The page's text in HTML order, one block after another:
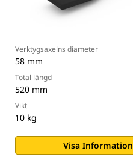
Verktygsaxelns diameter
58 mm
Total längd
520 mm
Vikt
10 kg
Visa Information